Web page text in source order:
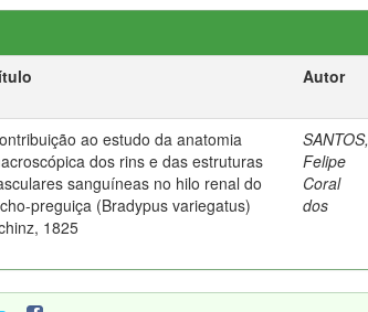
Autor
ao estudo da anatomia
dos rins e das estruturas
sanguíneas no hilo renal do
preguiça (Bradypus variegatus)
1825
SANTOS,
Felipe
Coral
dos